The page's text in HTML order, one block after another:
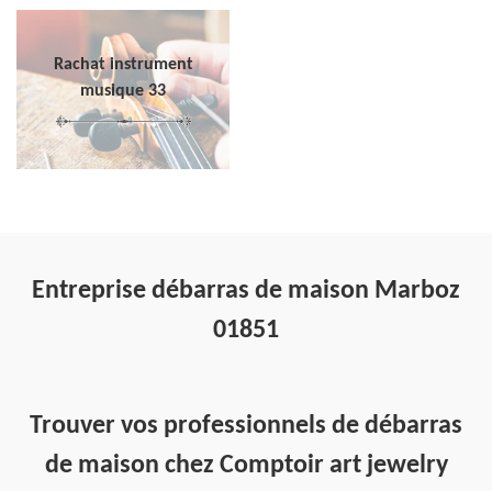
Rachat instrument
musique 33
Entreprise débarras de maison Marboz
01851
Trouver vos professionnels de débarras
de maison chez Comptoir art jewelry